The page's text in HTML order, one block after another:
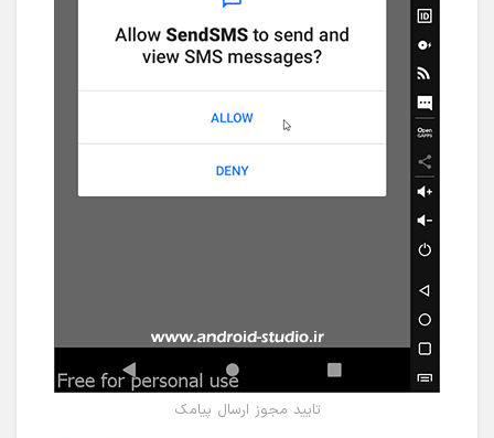
تایید مجوز ارسال پیامک